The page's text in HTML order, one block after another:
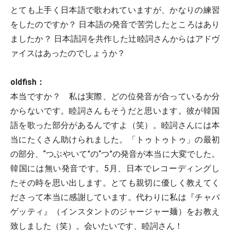
とても上手く日本語で歌われていますが、かなりの練習
をしたのですか？ 日本語の発音で苦労したところはあり
ましたか？ 日本語詞を共作した辻睦詞さんからはアドヴ
ァイスはあったのでしょうか？
oldfish：
本当ですか？ 私は実際、どの位発音が合っているか分
からないです。睦詞さんもそうだと思います。彼が韓国
語を歌った部分があるんですよ（笑）。睦詞さんには本
当にたくさん助けられました。「トゥトゥトゥ」の最初
の部分、“つぶやいて”の“つ”の発音が本当に大変でした。
韓国には無い発音です。5月、日本でレコーディングし
たその時を思い出します。とても親切に優しく教えてく
ださって本当に感謝しています。代わりに私は『チャパ
ゲッティ』（インスタントのジャージャー麺）をお教え
致しました（笑）。会いたいです、睦詞さん！